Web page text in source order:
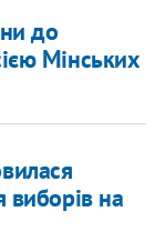
до
Мінських
виборів на